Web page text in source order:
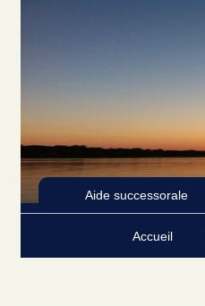
Aide successorale
Accueil